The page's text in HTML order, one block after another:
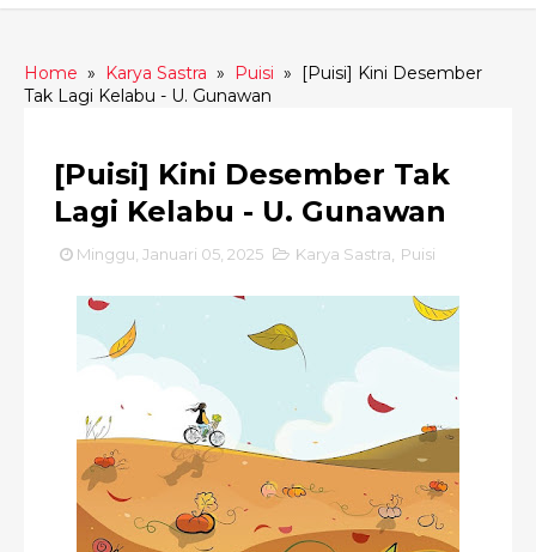
Home » Karya Sastra » Puisi » [Puisi] Kini Desember
Tak Lagi Kelabu - U. Gunawan
[Puisi] Kini Desember Tak
Lagi Kelabu - U. Gunawan
Minggu, Januari 05, 2025 Karya Sastra Puisi